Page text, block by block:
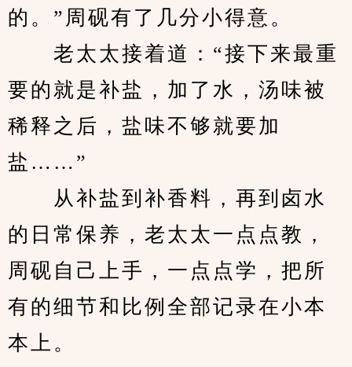
的。”周砚有了几分小得意。
老太太接着道：“接下来最重
要的就是补盐，加了水，汤味被
稀释之后，盐味不够就要加
盐……”
从补盐到补香料，再到卤水
的日常保养，老太太一点点教，
周砚自己上手，一点点学，把所
有的细节和比例全部记录在小本
本上。